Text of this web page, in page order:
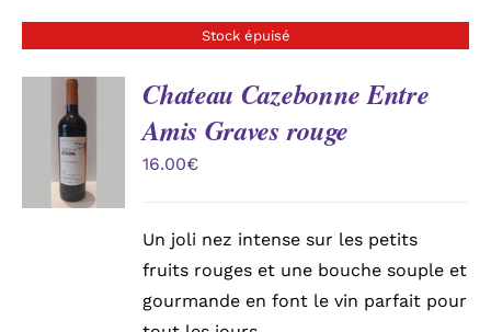
Stock épuisé
DÉTAILS
Chateau Cazebonne Entre
Amis Graves rouge
16.00€
Un joli nez intense sur les petits
fruits rouges et une bouche souple et
gourmande en font le vin parfait pour